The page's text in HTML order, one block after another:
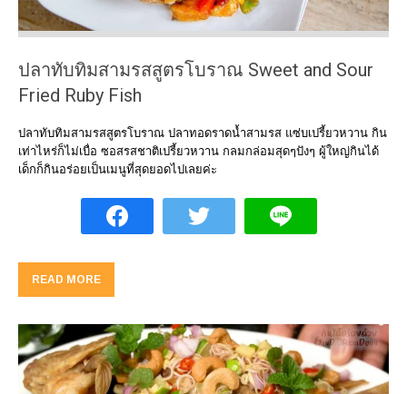
ปลาทับทิมสามรสสูตรโบราณ Sweet and Sour
Fried Ruby Fish
ปลาทับทิมสามรสสูตรโบราณ ปลาทอดราดน้ำสามรส แซ่บเปรี้ยวหวาน กิน
เท่าไหร่ก็ไม่เบื่อ ซอสรสชาติเปรี้ยวหวาน กลมกล่อมสุดๆปังๆ ผู้ใหญ่กินได้
เด็กก็กินอร่อยเป็นเมนูที่สุดยอดไปเลยค่ะ
READ MORE